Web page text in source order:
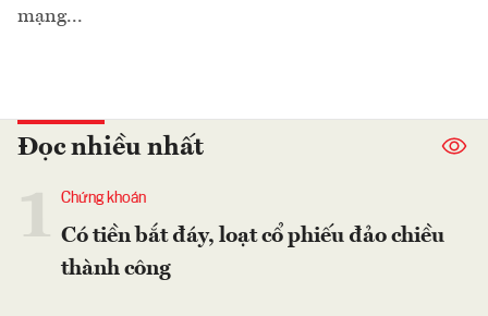
mạng...
Đọc nhiều nhất
Chứng khoán
Có tiền bắt đáy, loạt cổ phiếu đảo chiều
thành công